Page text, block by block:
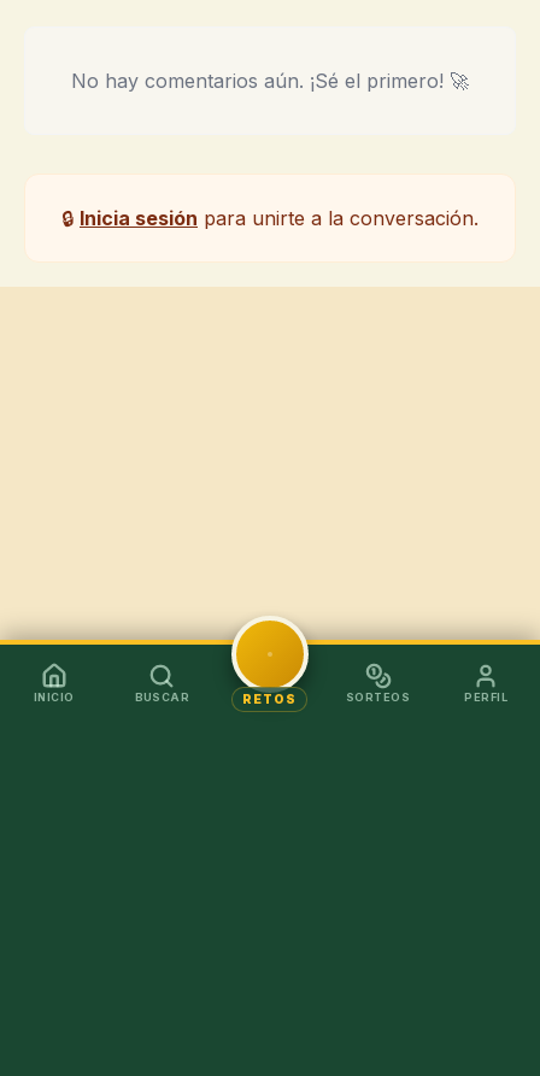
No hay comentarios aún. ¡Sé el primero! 🚀
🔒 Inicia sesión para unirte a la conversación.
INICIO BUSCAR RETOS SORTEOS PERFIL